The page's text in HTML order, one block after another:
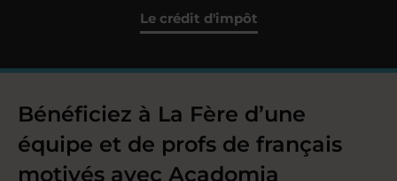
Le crédit d'impôt
Bénéficiez à La Fère d’une
équipe et de profs de français
motivés avec Acadomia